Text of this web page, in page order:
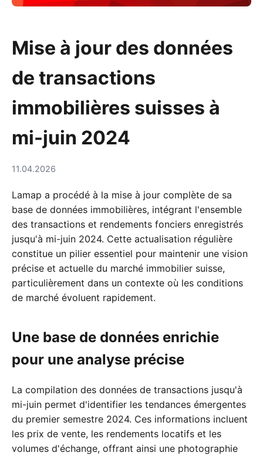
Mise à jour des données
de transactions
immobilières suisses à
mi-juin 2024
11.04.2026
Lamap a procédé à la mise à jour complète de sa
base de données immobilières, intégrant l'ensemble
des transactions et rendements fonciers enregistrés
jusqu'à mi-juin 2024. Cette actualisation régulière
constitue un pilier essentiel pour maintenir une vision
précise et actuelle du marché immobilier suisse,
particulièrement dans un contexte où les conditions
de marché évoluent rapidement.
Une base de données enrichie
pour une analyse précise
La compilation des données de transactions jusqu'à
mi-juin permet d'identifier les tendances émergentes
du premier semestre 2024. Ces informations incluent
les prix de vente, les rendements locatifs et les
volumes d'échange, offrant ainsi une photographie